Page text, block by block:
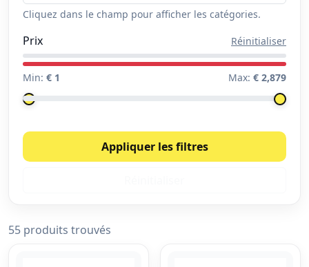
Cliquez dans le champ pour afficher les catégories.
Prix Réinitialiser
Min: € 1 Max: € 2,879
Appliquer les filtres
55 produits trouvés